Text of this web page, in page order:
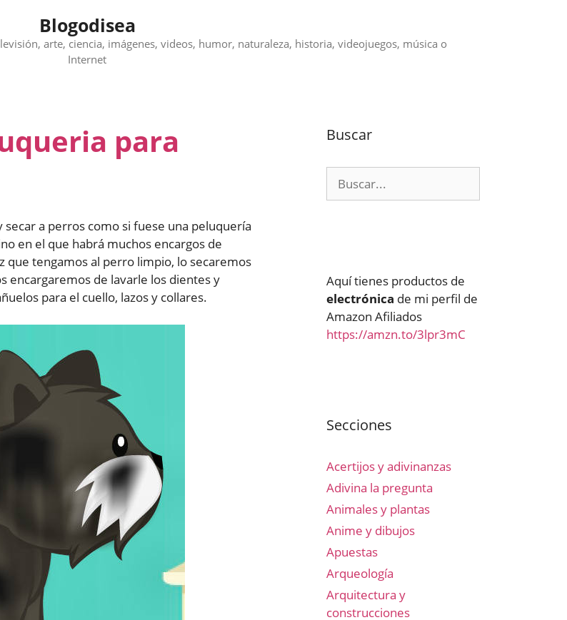
Blogodisea
arte, ciencia, imágenes, videos, humor, naturaleza, historia, videojuegos, música o
Internet
para
a perros como si fuese una peluquería
en el que habrá muchos encargos de
que tengamos al perro limpio, lo secaremos
encargaremos de lavarle los dientes y
para el cuello, lazos y collares.
Buscar
Aquí tienes productos de
electrónica de mi perfil de
Amazon Afiliados
https://amzn.to/3lpr3mC
Secciones
Acertijos y adivinanzas
Adivina la pregunta
Animales y plantas
Anime y dibujos
Apuestas
Arqueología
Arquitectura y
construcciones